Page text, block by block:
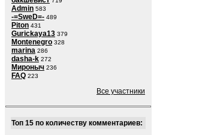
Admin 583
-=SweD=- 489
Piton 431
Gurickaya13 379
Montenegro 328
marina 286
dasha-k 272
Мироныч 236
FAQ 223
Все участники
Топ 15 по количеству комментариев: